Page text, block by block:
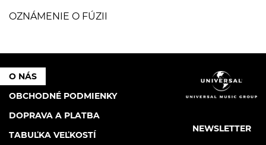
OZNÁMENIE O FÚZII
NEWSLETTER
O NÁS
OBCHODNÉ PODMIENKY
DOPRAVA A PLATBA
TABUĽKA VEĽKOSTÍ